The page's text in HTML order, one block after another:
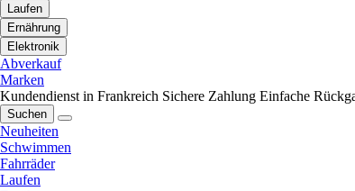
Laufen
Ernährung
Elektronik
Abverkauf
Marken
Kundendienst in Frankreich Sichere Zahlung Einfache
Suchen
Neuheiten
Schwimmen
Fahrräder
Laufen